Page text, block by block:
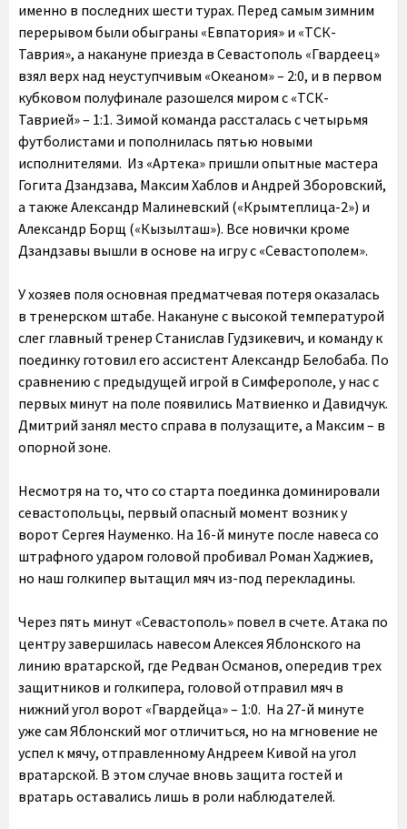
именно в последних шести турах. Перед самым зимним
перерывом были обыграны «Евпатория» и «ТСК-
Таврия», а накануне приезда в Севастополь «Гвардеец»
взял верх над неуступчивым «Океаном» – 2:0, и в первом
кубковом полуфинале разошелся миром с «ТСК-
Таврией» – 1:1. Зимой команда рассталась с четырьмя
футболистами и пополнилась пятью новыми
исполнителями. Из «Артека» пришли опытные мастера
Гогита Дзандзава, Максим Хаблов и Андрей Зборовский,
а также Александр Малиневский («Крымтеплица-2») и
Александр Борщ («Кызылташ»). Все новички кроме
Дзандзавы вышли в основе на игру с «Севастополем».
У хозяев поля основная предматчевая потеря оказалась
в тренерском штабе. Накануне с высокой температурой
слег главный тренер Станислав Гудзикевич, и команду к
поединку готовил его ассистент Александр Белобаба. По
сравнению с предыдущей игрой в Симферополе, у нас с
первых минут на поле появились Матвиенко и Давидчук.
Дмитрий занял место справа в полузащите, а Максим – в
опорной зоне.
Несмотря на то, что со старта поединка доминировали
севастопольцы, первый опасный момент возник у
ворот Сергея Науменко. На 16-й минуте после навеса со
штрафного ударом головой пробивал Роман Хаджиев,
но наш голкипер вытащил мяч из-под перекладины.
Через пять минут «Севастополь» повел в счете. Атака по
центру завершилась навесом Алексея Яблонского на
линию вратарской, где Редван Османов, опередив трех
защитников и голкипера, головой отправил мяч в
нижний угол ворот «Гвардейца» – 1:0. На 27-й минуте
уже сам Яблонский мог отличиться, но на мгновение не
успел к мячу, отправленному Андреем Кивой на угол
вратарской. В этом случае вновь защита гостей и
вратарь оставались лишь в роли наблюдателей.